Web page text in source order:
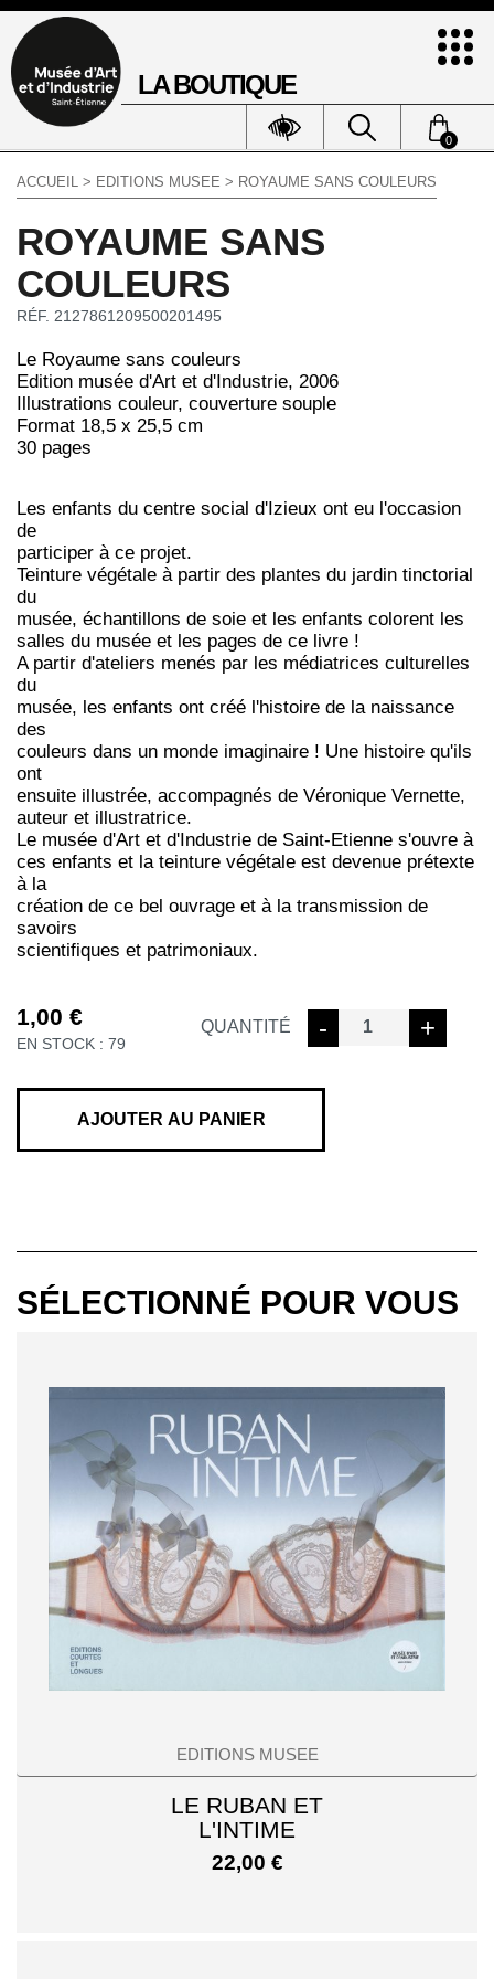
LA BOUTIQUE
0
ACCUEIL > EDITIONS MUSEE > ROYAUME SANS COULEURS
ROYAUME SANS
COULEURS
1,00 €
EN STOCK : 79
QUANTITÉ -
quantité
de
SANS
+
AJOUTER AU PANIER
RÉF. 2127861209500201495
Le Royaume sans couleurs
Edition musée d'Art et d'Industrie, 2006
Illustrations couleur, couverture souple
Format 18,5 x 25,5 cm
30 pages
Les enfants du centre social d'Izieux ont eu l'occasion
de
participer à ce projet.
Teinture végétale à partir des plantes du jardin tinctorial
du
musée, échantillons de soie et les enfants colorent les
salles du musée et les pages de ce livre !
A partir d'ateliers menés par les médiatrices culturelles
du
musée, les enfants ont créé l'histoire de la naissance
des
couleurs dans un monde imaginaire ! Une histoire qu'ils
ont
ensuite illustrée, accompagnés de Véronique Vernette,
auteur et illustratrice.
Le musée d'Art et d'Industrie de Saint-Etienne s'ouvre à
ces enfants et la teinture végétale est devenue prétexte
à la
création de ce bel ouvrage et à la transmission de
savoirs
scientifiques et patrimoniaux.
SÉLECTIONNÉ POUR VOUS
EDITIONS MUSEE
LE RUBAN ET
L'INTIME
22,00 €